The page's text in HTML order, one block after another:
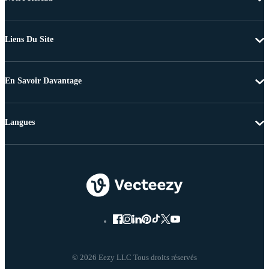
Liens Du Site
En Savoir Davantage
© 2026 Eezy LLC Tous droits réservés
Langues